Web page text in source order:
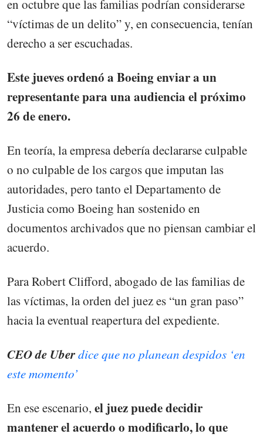
en octubre que las familias podrían considerarse
“víctimas de un delito” y, en consecuencia, tenían
derecho a ser escuchadas.
Este jueves ordenó a Boeing enviar a un
representante para una audiencia el próximo
26 de enero.
En teoría, la empresa debería declararse culpable
o no culpable de los cargos que imputan las
autoridades, pero tanto el Departamento de
Justicia como Boeing han sostenido en
documentos archivados que no piensan cambiar el
acuerdo.
Para Robert Clifford, abogado de las familias de
las víctimas, la orden del juez es “un gran paso”
hacia la eventual reapertura del expediente.
CEO de Uberdice que no planean despidos ‘en
este momento’
En ese escenario, el juez puede decidir
mantener el acuerdo o modificarlo, lo que